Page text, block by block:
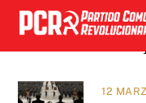
Skip
content
12